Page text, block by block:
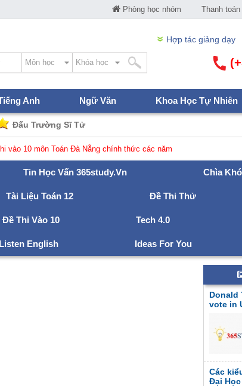
Phòng học nhóm Thanh
Hợp tác giảng dạy
Anh Ngữ Văn Khoa Học Tự Nhiên
Đấu Trường Sĩ Tử
10 môn Toán Đà Nẵng chính thức các năm
Tin Học Vấn 365study.vn Chìa
Tài Liệu Toán 12 Đề Thi Thử
Đề Thi Vào 10 Tech 4.0
Listen English Ideas For You
Donald
vote in
Các
Đại Học